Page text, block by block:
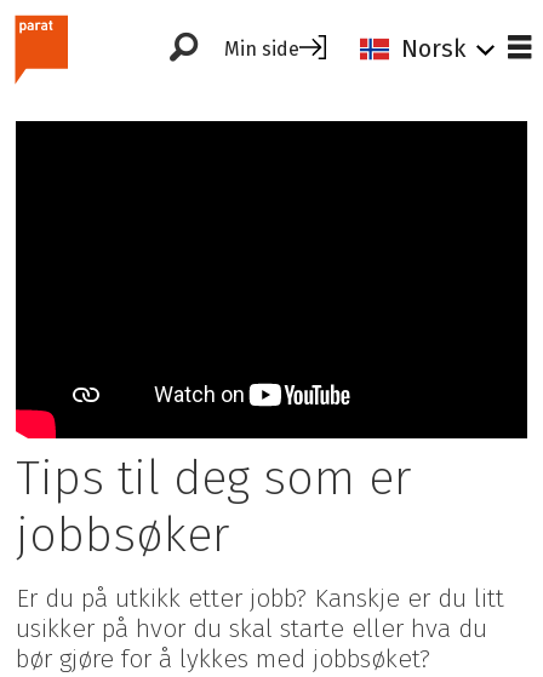
Min side Norsk
Tips til deg som er
jobbsøker
Er du på utkikk etter jobb? Kanskje er du litt
usikker på hvor du skal starte eller hva du
bør gjøre for å lykkes med jobbsøket?